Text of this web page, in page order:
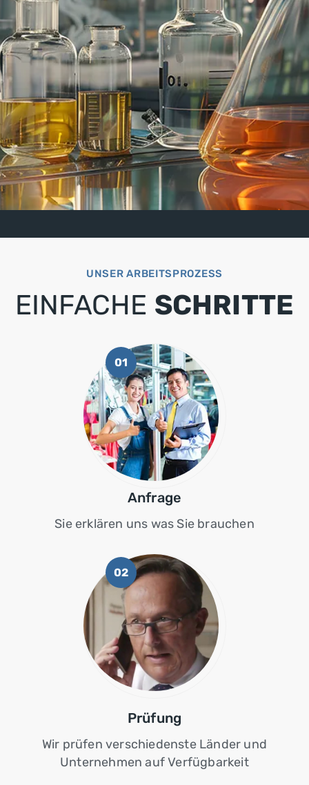
UNSER ARBEITSPROZESS
EINFACHE SCHRITTE
01
Anfrage
Sie erklären uns was Sie brauchen
02
Prüfung
Wir prüfen verschiedenste Länder und
Unternehmen auf Verfügbarkeit